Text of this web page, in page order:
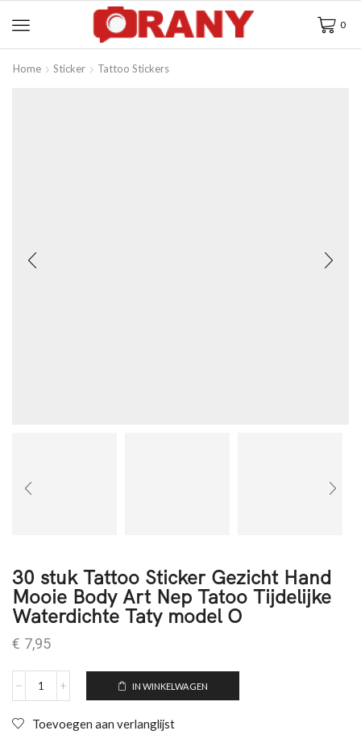
0
Home Sticker Tattoo Stickers
30 stuk Tattoo Sticker Gezicht Hand
Mooie Body Art Nep Tatoo Tijdelijke
Waterdichte Taty model O
€ 7,95
IN WINKELWAGEN
Toevoegen aan verlanglijst